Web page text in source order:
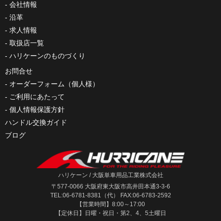
会社情報
沿革
求人情報
取扱店一覧
ハリケーンのものづくり
お問合せ
オーダーフォーム（個人様）
ご利用にあたって
個人情報保護方針
ハンドル交換ガイド
ブログ
ハリケーン / 大阪単車用品工業株式会社
〒577-0066 大阪府東大阪市高井田本通3-3-6
TEL:06-6781-8381（代） FAX:06-6783-2592
【営業時間】8:00～17:00
【定休日】日曜・祝日・第2、4、5土曜日